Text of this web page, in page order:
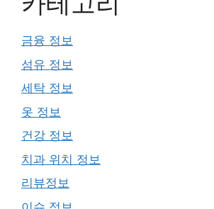
금융 정보
섬유 정보
세탁 정보
옷 정보
건강 정보
치과 위치 정보
리뷰정보